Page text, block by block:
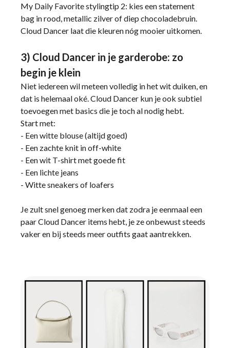
My Daily Favorite stylingtip 2: kies een statement
bag in rood, metallic zilver of diep chocoladebruin.
Cloud Dancer laat die kleuren nóg mooier uitkomen.
3) Cloud Dancer in je garderobe: zo
begin je klein
Niet iedereen wil meteen volledig in het wit duiken, en
dat is helemaal oké. Cloud Dancer kun je ook subtiel
toevoegen met basics die je toch al nodig hebt.
Start met:
- Een witte blouse (altijd goed)
- Een zachte knit in off-white
- Een wit T-shirt met goede fit
- Een lichte jeans
- Witte sneakers of loafers
Je zult snel genoeg merken dat zodra je eenmaal een
paar Cloud Dancer items hebt, je ze onbewust steeds
vaker en bij steeds meer outfits gaat aantrekken.